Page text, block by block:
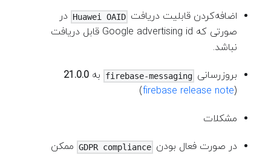
اضافه‌کردن قابلیت دریافت Huawei OAID در
صورتی که Google advertising id قابل دریافت
نباشد.
بروزرسانی firebase-messaging به21.0.0
(
firebase release note
)
مشکلات
در صورت فعال بودن GDPR compliance ممکن